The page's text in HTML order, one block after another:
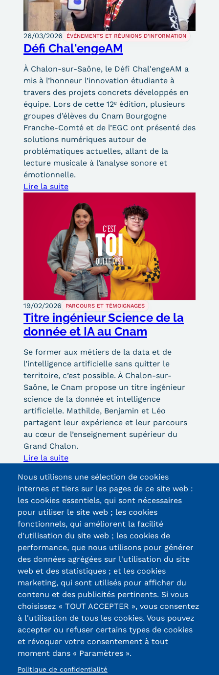
Modalités d'inscription
Tarifs
Modalités de financement
Infos entreprises
Former ses salariés
Accueillir un alternant ?
Taxe d'apprentissage
Infos enseignants
Être enseignant au Cnam
Liste des partenaires
Communication
Kits communications Cnam
Prospect
Fiche contact salons, forums,
JPO
26/03/2026 ÉVÉNEMENTS ET RÉUNIONS D’INFORMATION
Défi Chal'engeAM
À Chalon-sur-Saône, le Défi Chal'engeAM a
mis à l’honneur l’innovation étudiante à
travers des projets concrets développés en
équipe. Lors de cette 12ᵉ édition, plusieurs
groupes d’élèves du Cnam Bourgogne
Franche-Comté et de l’EGC ont présenté des
solutions numériques autour de
problématiques actuelles, allant de la
lecture musicale à l’analyse sonore et
émotionnelle.
Lire la suite
19/02/2026 PARCOURS ET TÉMOIGNAGES
Titre ingénieur Science de la
donnée et IA au Cnam
Se former aux métiers de la data et de
l’intelligence artificielle sans quitter le
territoire, c’est possible. À Chalon-sur-
Saône, le Cnam propose un titre ingénieur
science de la donnée et intelligence
artificielle. Mathilde, Benjamin et Léo
partagent leur expérience et leur parcours
au cœur de l’enseignement supérieur du
Grand Chalon.
Lire la suite
13, Rue Ernest
Thierry-Mieg
90010 BELFORT
03 84 58 33 10
Certifications /
Labels qualité
Nous utilisons une sélection de cookies
internes et tiers sur les pages de ce site web :
les cookies essentiels, qui sont nécessaires
pour utiliser le site web ; les cookies
fonctionnels, qui améliorent la facilité
d'utilisation du site web ; les cookies de
performance, que nous utilisons pour générer
des données agrégées sur l'utilisation du site
web et des statistiques ; et les cookies
marketing, qui sont utilisés pour afficher du
contenu et des publicités pertinents. Si vous
choisissez « TOUT ACCEPTER », vous consentez
à l'utilisation de tous les cookies. Vous pouvez
accepter ou refuser certains types de cookies
et révoquer votre consentement à tout
moment dans « Paramètres ».
Politique de confidentialité